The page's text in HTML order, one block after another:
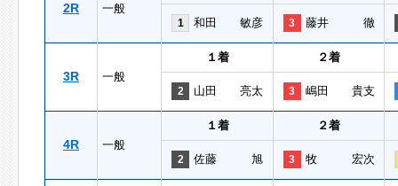
2R 一般
1 和田 敏彦 3 藤井 徹
3R 一般
１着 ２着
2 山田 亮太 3 嶋田 貴支
4R 一般
１着 ２着
2 佐藤 旭 3 牧 宏次